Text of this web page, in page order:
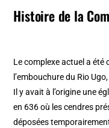
Histoire de la
Le complexe actuel a
l’embouchure du Rio
Il y avait à l’origine une
en 636 où les cendres
déposées